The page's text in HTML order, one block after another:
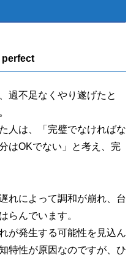
perfect
過不足なくやり遂げたと
人は、「完璧でなければな
はOKでない」と考え、完
れによって調和が崩れ、台
らんでいます。
が発生する可能性を見込ん
特性が原因なのですが、ひ